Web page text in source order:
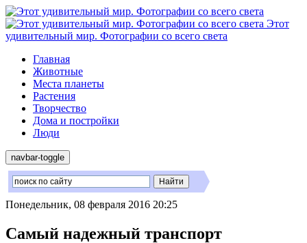
Этот
удивительный мир. Фотографии со всего света
Главная
Животные
Места планеты
Растения
Творчество
Дома и постройки
Люди
navbar-toggle
Понедельник, 08 февраля 2016 20:25
Самый надежный транспорт